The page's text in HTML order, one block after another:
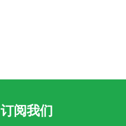
订阅我们